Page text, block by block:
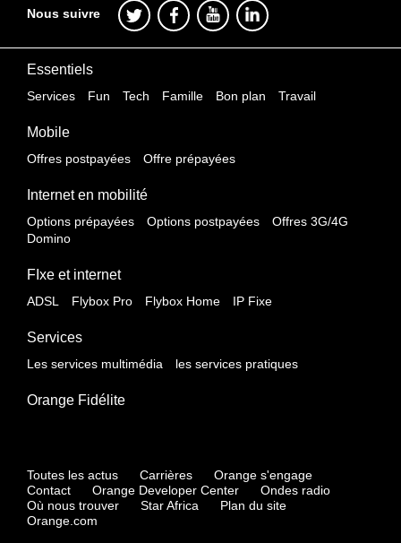
Nous suivre
Essentiels
Services Fun Tech Famille Bon plan Travail
Mobile
Offres postpayées Offre prépayées
Internet en mobilité
Options prépayées Options postpayées
Offres 3G/4G
Domino
FIxe et internet
ADSL Flybox Pro Flybox Home IP Fixe
Services
Les services multimédia les services pratiques
Orange Fidélite
Toutes les actus Carrières
Orange s'engage
Contact
Orange Developer Center
Ondes radio
Où nous trouver
Star Africa
Plan du site
Orange.com